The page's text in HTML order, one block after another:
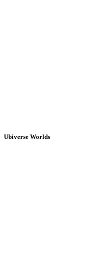
Ubiverse Worlds